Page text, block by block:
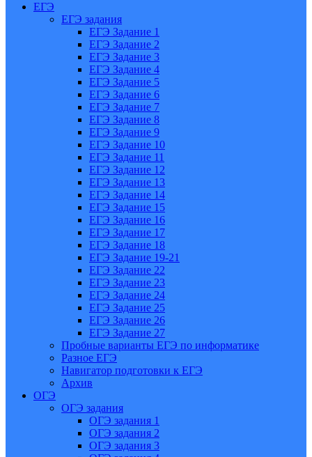
ЕГЭ
ЕГЭ задания
ЕГЭ Задание 1
ЕГЭ Задание 2
ЕГЭ Задание 3
ЕГЭ Задание 4
ЕГЭ Задание 5
ЕГЭ Задание 6
ЕГЭ Задание 7
ЕГЭ Задание 8
ЕГЭ Задание 9
ЕГЭ Задание 10
ЕГЭ Задание 11
ЕГЭ Задание 12
ЕГЭ Задание 13
ЕГЭ Задание 14
ЕГЭ Задание 15
ЕГЭ Задание 16
ЕГЭ Задание 17
ЕГЭ Задание 18
ЕГЭ Задание 19-21
ЕГЭ Задание 22
ЕГЭ Задание 23
ЕГЭ Задание 24
ЕГЭ Задание 25
ЕГЭ Задание 26
ЕГЭ Задание 27
Пробные варианты ЕГЭ по информатике
Разное ЕГЭ
Навигатор подготовки к ЕГЭ
Архив
ОГЭ
ОГЭ задания
ОГЭ задания 1
ОГЭ задания 2
ОГЭ задания 3